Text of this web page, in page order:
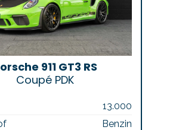
911 GT3 RS
Coupé PDK
13.000
Benzin